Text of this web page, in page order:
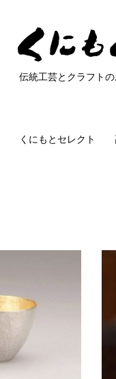
伝統工芸とクラフト
くにもとセレクト